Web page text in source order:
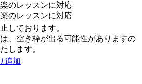
しております。
、空き枠が出る可能性がありますの
します。
追加